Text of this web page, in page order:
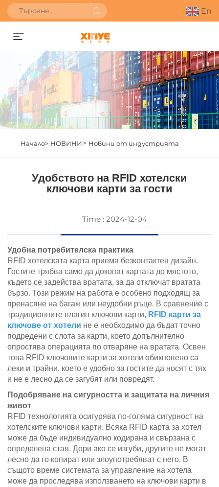
En
Получете оферта
Начало> НОВИНИ> Новини от индустрията
Удобството на RFID хотелски
ключови карти за гости
Time : 2024-12-04
Удобна потребителска практика
RFID хотелската карта приема безконтактен дизайн.
Гостите трябва само да докопат картата до мястото,
където се задейства вратата, за да отключат вратата
бързо. Този режим на работа е особено подходящ за
пренасяне на багаж или неудобни ръце. В сравнение с
традиционните плагин ключови карти, RFID карти за
ключове от хотели не е необходимо да бъдат точно
подредени с слота за карти, което допълнително
опростява операцията по отваряне на вратата. Освен
това RFID ключовите карти за хотели обикновено са
леки и трайни, което е удобно за гостите да носят с тях
и не е лесно да се загубят или повредят.
Подобряване на сигурността и защитата на личния
живот
RFID технологията осигурява по-голяма сигурност на
хотелските ключови карти. Всяка RFID карта за хотел
може да бъде индивидуално кодирана и свързана с
определена стая. Дори ако се изгуби, другите не могат
лесно да го копират или злоупотребяват с него. В
същото време системата за управление на хотела
може да проследява използването на ключови карти в